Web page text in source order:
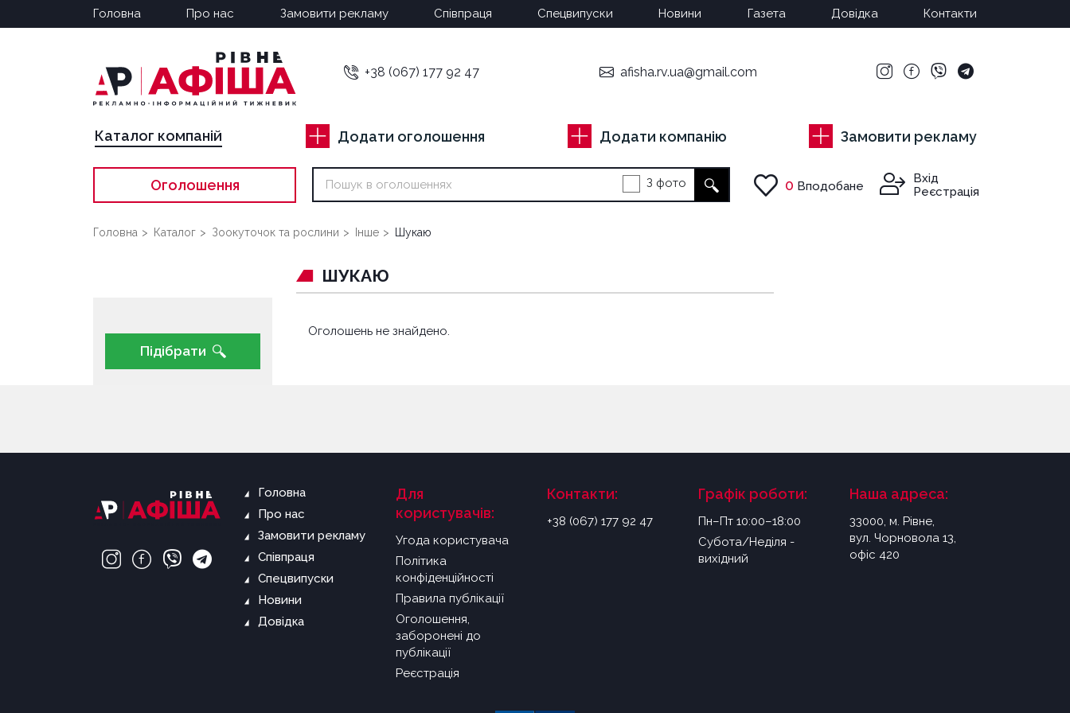
Головна Про нас Замовити рекламу Співпраця Спецвипуски Новини Газета Довідка Контакти
+38 (067) 177 92 47 afisha.rv.ua@gmail.com
Каталог компаній Додати оголошення Додати компанію Замовити рекламу
З фото Пошук
Оголошення 0 Вподобане
Вхід
Реєстрація
Головна Каталог Зоокуточок та рослини Інше Шукаю
Підібрати
ШУКАЮ
Оголошень не знайдено.
Головна
Про нас
Замовити рекламу
Співпраця
Спецвипуски
Новини
Довідка
Для
користувачів:
Угода користувача
Політика
конфіденційності
Правила публікації
Оголошення,
заборонені до
публікації
Реєстрація
Контакти:
+38 (067) 177 92 47
Графік роботи:
Пн–Пт 10:00–18:00
Субота/Неділя -
вихідний
Наша адреса:
33000, м. Рівне,
вул. Чорновола 13,
офіс 420